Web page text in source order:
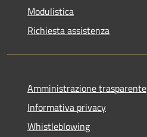
Modulistica
Richiesta assistenza
Amministrazione trasparente
Informativa privacy
Whistleblowing